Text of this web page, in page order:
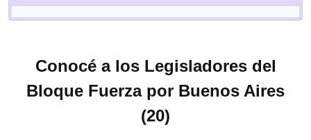
Conocé a los Legisladores del
Bloque Fuerza por Buenos Aires
(20)